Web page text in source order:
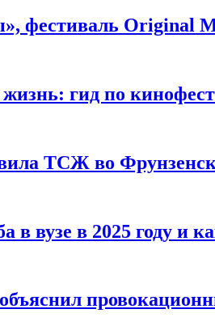
фестиваль Original
жизнь: гид по
ТСЖ во
в вузе в 2025 году и